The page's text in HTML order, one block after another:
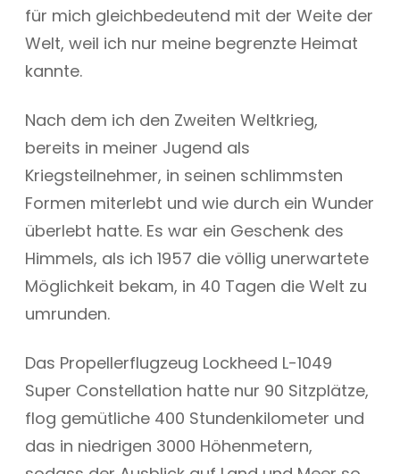
für mich gleichbedeutend mit der Weite der
Welt, weil ich nur meine begrenzte Heimat
kannte.
Nach dem ich den Zweiten Weltkrieg,
bereits in meiner Jugend als
Kriegsteilnehmer, in seinen schlimmsten
Formen miterlebt und wie durch ein Wunder
überlebt hatte. Es war ein Geschenk des
Himmels, als ich 1957 die völlig unerwartete
Möglichkeit bekam, in 40 Tagen die Welt zu
umrunden.
Das Propellerflugzeug Lockheed L-1049
Super Constellation hatte nur 90 Sitzplätze,
flog gemütliche 400 Stundenkilometer und
das in niedrigen 3000 Höhenmetern,